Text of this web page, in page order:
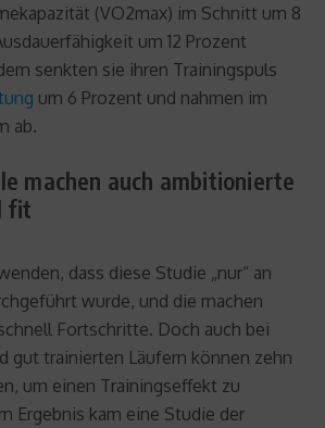
(VO2max) im Schnitt um 8
um 12 Prozent
senkten sie ihren Trainingspuls
um 6 Prozent und nahmen im
ab.
machen auch ambitionierte
fit
dass diese Studie „nur“ an
wurde, und die machen
Fortschritte. Doch auch bei
gut trainierten Läufern können zehn
um einen Trainingseffekt zu
Ergebnis kam eine Studie der